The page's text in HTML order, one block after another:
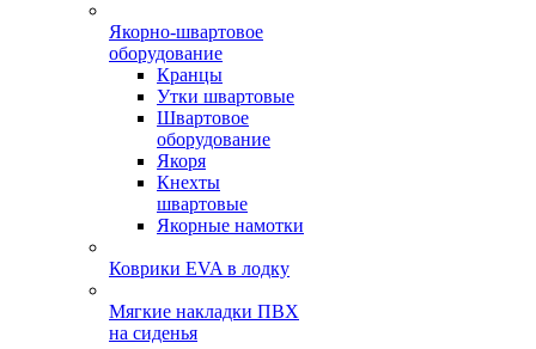
Якорно-швартовое
оборудование
Кранцы
Утки швартовые
Швартовое
оборудование
Якоря
Кнехты
швартовые
Якорные намотки
Коврики EVA в лодку
Мягкие накладки ПВХ
на сиденья